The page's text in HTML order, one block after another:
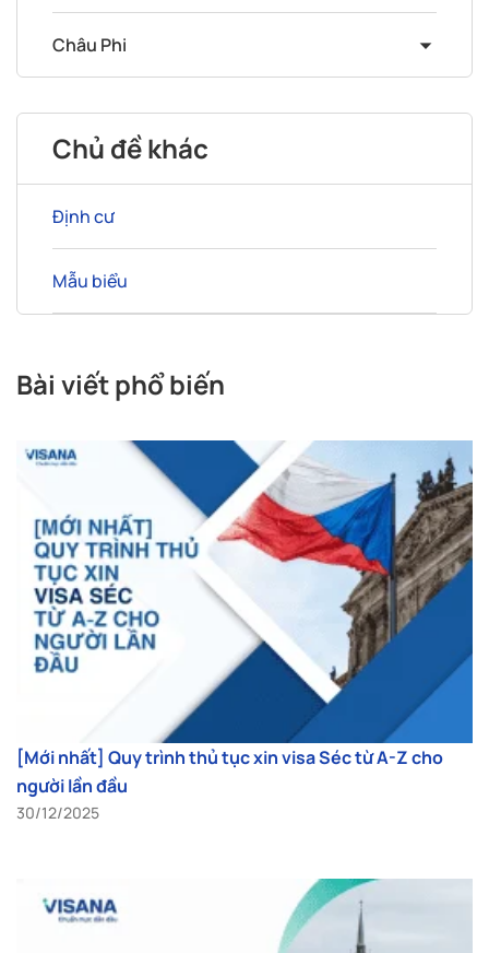
Châu Phi
Chủ đề khác
Định cư
Mẫu biểu
Bài viết phổ biến
[Mới nhất] Quy trình thủ tục xin visa Séc từ A-Z cho
người lần đầu
30/12/2025